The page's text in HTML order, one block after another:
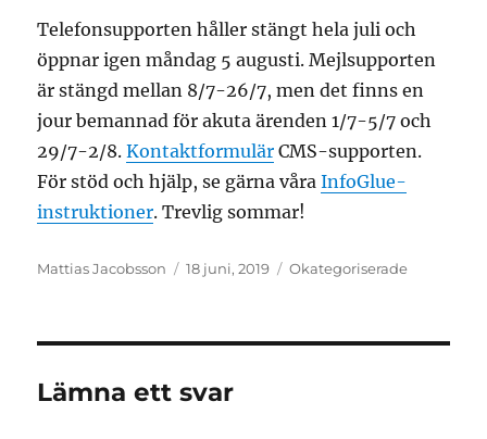
Telefonsupporten håller stängt hela juli och
öppnar igen måndag 5 augusti. Mejlsupporten
är stängd mellan 8/7-26/7, men det finns en
jour bemannad för akuta ärenden 1/7-5/7 och
29/7-2/8.Kontaktformulär CMS-supporten.
För stöd och hjälp, se gärna våraInfoGlue-
instruktioner. Trevlig sommar!
Författare
Mattias Jacobsson Postat
18 juni, 2019 Kategorier
Okategoriserade
Lämna ett svar